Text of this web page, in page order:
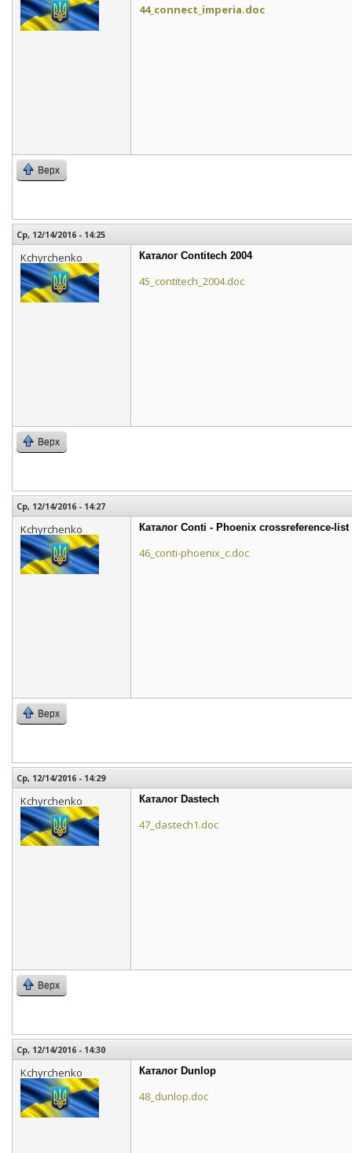
44_connect_imperia.doc
Верх
Ср, 12/14/2016 - 14:25
Kchyrchenko Каталог Contitech 2004
45_contitech_2004.doc
Верх
Ср, 12/14/2016 - 14:27
Kchyrchenko Каталог Conti - Phoenix crossreference-list
46_conti-phoenix_c.doc
Верх
Ср, 12/14/2016 - 14:29
Kchyrchenko Каталог Dastech
47_dastech1.doc
Верх
Ср, 12/14/2016 - 14:30
Kchyrchenko Каталог Dunlop
48_dunlop.doc